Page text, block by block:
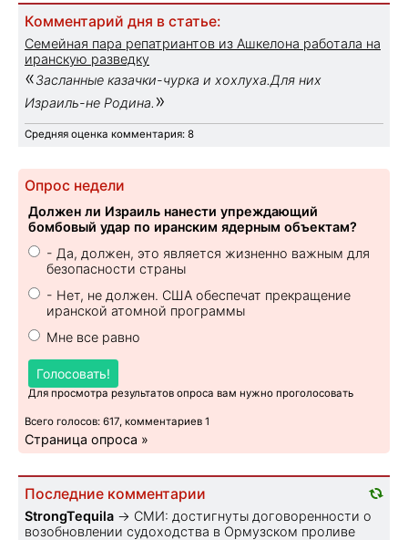
Комментарий дня в статье:
Семейная пара репатриантов из Ашкелона работала на
иранскую разведку
«Засланные казачки-чурка и хохлуха.Для них
Израиль-не Родина. »
Средняя оценка комментария: 8
Опрос недели
Должен ли Израиль нанести упреждающий
бомбовый удар по иранским ядерным объектам?
- Да, должен, это является жизненно важным для
безопасности страны
- Нет, не должен. США обеспечат прекращение
иранской атомной программы
Мне все равно
Голосовать!
Для просмотра результатов опроса вам нужно проголосовать
Всего голосов: 617, комментариев 1
Страница опроса »
Последние комментарии
StrongTequila → СМИ: достигнуты договоренности о
возобновлении судоходства в Ормузском проливе